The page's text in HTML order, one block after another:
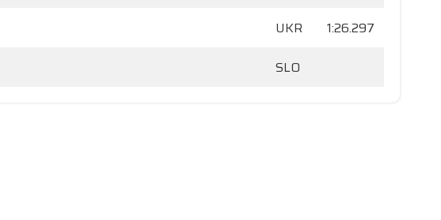
UKR
1:26.297
SLO